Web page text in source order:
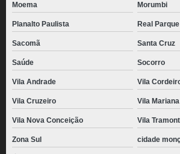
Moema Morumbi
Planalto Paulista Real Parque
Sacomã Santa Cruz
Saúde Socorro
Vila Andrade Vila
Vila Cruzeiro Vila Mariana
Vila Nova Conceição Vila
Zona Sul cidade